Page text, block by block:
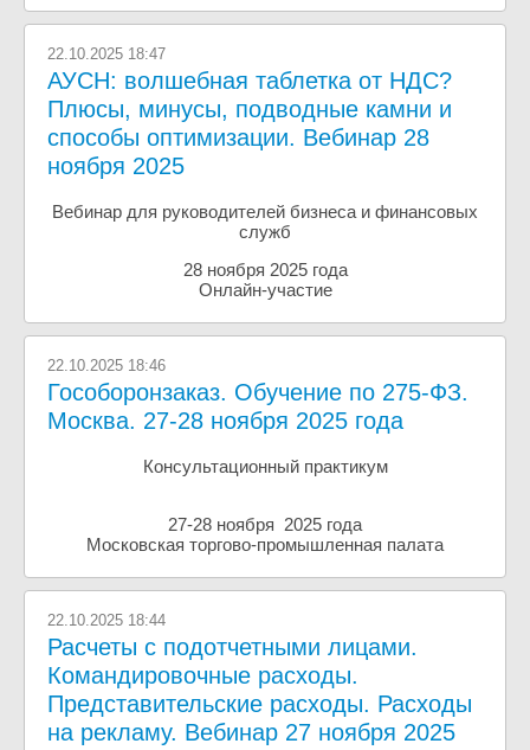
22.10.2025 18:47
АУСН: волшебная таблетка от НДС?
Плюсы, минусы, подводные камни и
способы оптимизации. Вебинар 28
ноября 2025
Вебинар для руководителей бизнеса и финансовых
служб
28 ноября 2025 года
Онлайн-участие
22.10.2025 18:46
Гособоронзаказ. Обучение по 275-ФЗ.
Москва. 27-28 ноября 2025 года
Консультационный практикум
27-28 ноября 2025 года
Московская торгово-промышленная палата
22.10.2025 18:44
Расчеты с подотчетными лицами.
Командировочные расходы.
Представительские расходы. Расходы
на рекламу. Вебинар 27 ноября 2025